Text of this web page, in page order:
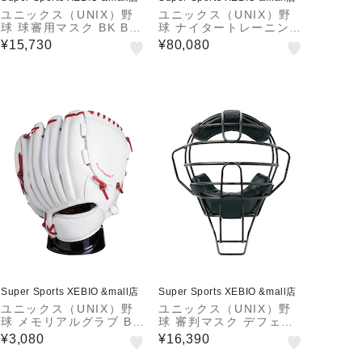
ユニックス（UNIX）野
球 球審用マスク BK BX8
3-74 【メーカー取り寄
せ】
¥15,730
ユニックス（UNIX）野
球 ナイタートレーニング
LED投光器400W 角度調
整 BX88-02 【メーカー
¥80,080
Super Sports XEBIO &mall店
ユニックス（UNIX）野
球 メモリアルグラブ BX
77-21 WTRD 【メーカ
ー取り寄せ】
¥3,080
Super Sports XEBIO &mall店
ユニックス（UNIX）野
球 審判マスク デフェン
ドフレームマスク 硬式
軟式 両用 BX83-86 【メ
¥16,390